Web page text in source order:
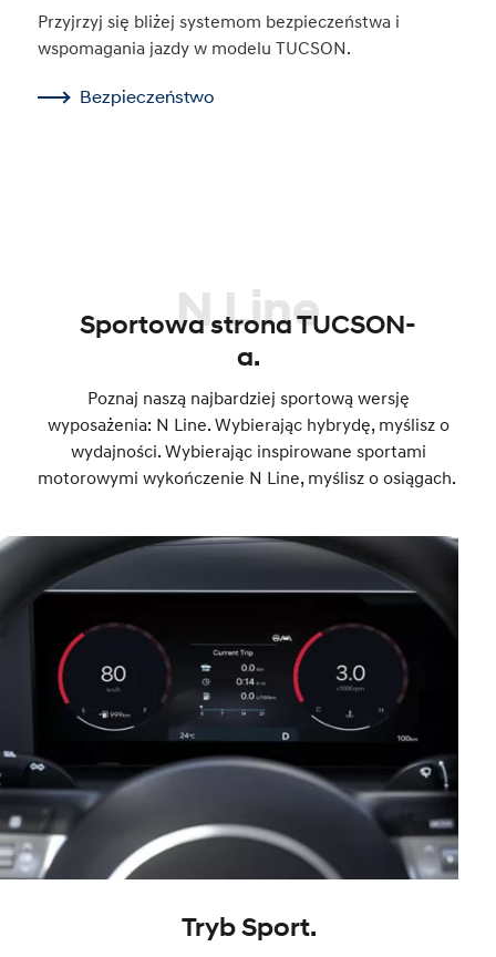
Przyjrzyj się bliżej systemom bezpieczeństwa i
wspomagania jazdy w modelu TUCSON.
Bezpieczeństwo
N Line
Sportowa strona TUCSON-
a.
Poznaj naszą najbardziej sportową wersję
wyposażenia: N Line. Wybierając hybrydę, myślisz o
wydajności. Wybierając inspirowane sportami
motorowymi wykończenie N Line, myślisz o osiągach.
Tryb Sport.